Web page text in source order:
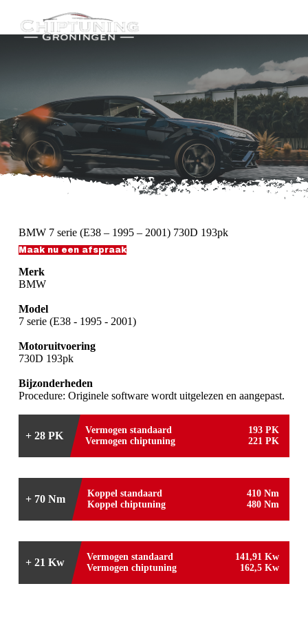
n
i
n
h
u
d
BMW 7 serie (E38 – 1995 – 2001) 730D 193pk
Maak nu een afspraak
Merk
BMW
Model
7 serie (E38 - 1995 - 2001)
Motoruitvoering
730D 193pk
Bijzonderheden
Procedure: Originele software wordt uitgelezen en aangepast.
+ 28 PK Vermogen standaard
193 PK
Vermogen chiptuning
221 PK
+ 70 Nm Koppel standaard
410 Nm
Koppel chiptuning
480 Nm
+ 21 Kw Vermogen standaard
141,91 Kw
Vermogen chiptuning
162,5 Kw